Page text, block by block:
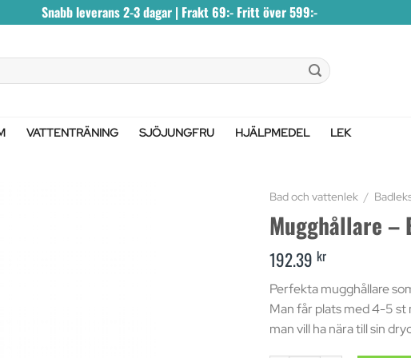
Snabb leverans 2-3 dagar | Frakt 69:- Fritt över 599:-
VATTENTRÄNING SJÖJUNGFRU HJÄLPMEDEL LEK
Bad och vattenlek /
Mugghållare –
192.39 kr
Perfekta mugghållare
Man får plats med 4-5 st
man vill ha nära till sin